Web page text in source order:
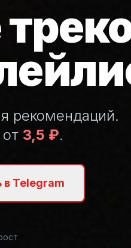
рекомендаций.
3,5 ₽.
в Telegram